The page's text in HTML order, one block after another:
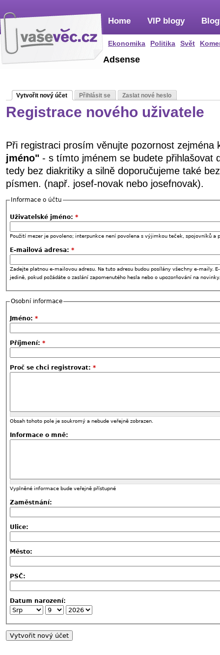
Home
Ekonomika Politika Svět
VIP blogy
Adsense
Vytvořit nový účet Přihlásit se Zaslat nové heslo
Registrace nového uživatele
Při registraci prosím věnujte pozornost zejména
jméno" - s tímto jménem se budete přihlašovat
tedy bez diakritiky a silně doporučujeme také
písmen. (např. josef-novak nebo josefnovak).
Informace o účtu
Uživatelské jméno: *
Použití mezer je povoleno; interpunkce není povolena s výjimkou teček, spojovníků a
E-mailová adresa: *
Zadejte platnou e-mailovou adresu. Na tuto adresu budou posílány všechny e-maily.
jedině, pokud požádáte o zaslání zapomenutého hesla nebo o upozorňování na novinky.
Osobní informace
Jméno: *
Příjmení: *
Proč se chci registrovat: *
Obsah tohoto pole je soukromý a nebude veřejně zobrazen.
Informace o mně:
Vyplněné informace bude veřejně přístupné
Zaměstnání:
Ulice:
Město:
PSČ:
Datum narození: